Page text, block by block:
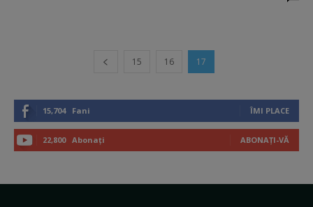
15 16 17
15,704 Fani ÎMI PLACE
22,800 Abonați ABONAȚI-VĂ